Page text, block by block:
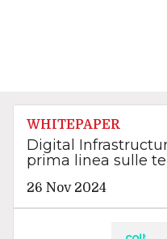
WHITEPAPER
Digital
prima linea sulle
26 Nov 2024